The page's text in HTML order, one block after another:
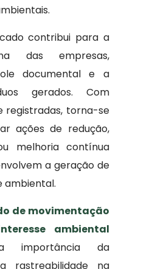
contribui para a
das empresas,
documental e a
gerados. Com
registradas, torna-se
ações de redução,
melhoria contínua
a geração de
ambiental.
de movimentação
ambiental
da
rastreabilidade na